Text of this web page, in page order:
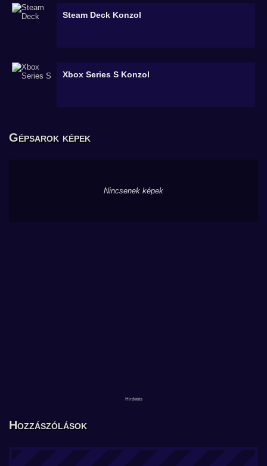
Steam Deck Konzol
Xbox Series S Konzol
Gépsarok képek
Nincsenek képek
Hozzászólások